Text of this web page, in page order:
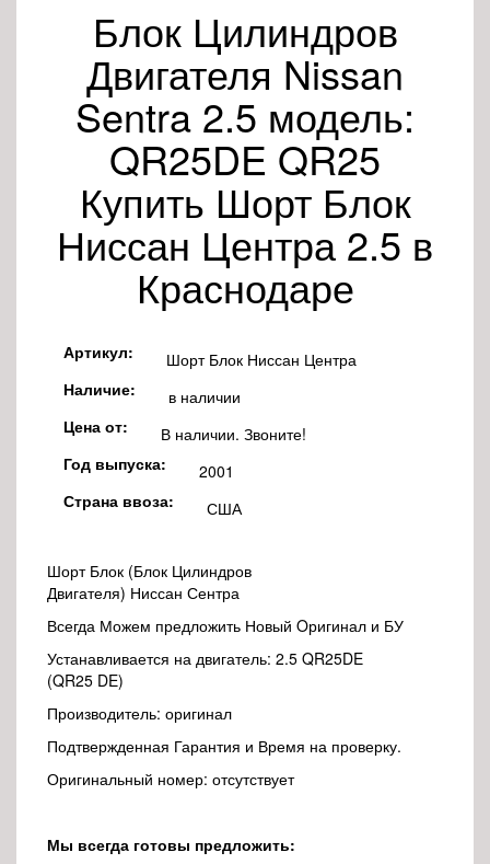
Блок Цилиндров
Двигателя Nissan
Sentra 2.5 модель:
QR25DE QR25
Купить Шорт Блок
Ниссан Центра 2.5 в
Краснодаре
Артикул:
Шорт Блок Ниссан Центра
Наличие:
в наличии
Цена от:
В наличии. Звоните!
Год выпуска:
2001
Страна ввоза:
США
Шорт Блок (Блок Цилиндров
Двигателя) Ниссан Сентра
Всегда Можем предложить Новый Oригинал и БУ
Устанавливается на двигатель: 2.5 QR25DE
(QR25 DE)
Производитель: оригинал
Подтвержденная Гарантия и Время на проверку.
Оригинальный номер: отсутствует
Мы всегда готовы предложить: